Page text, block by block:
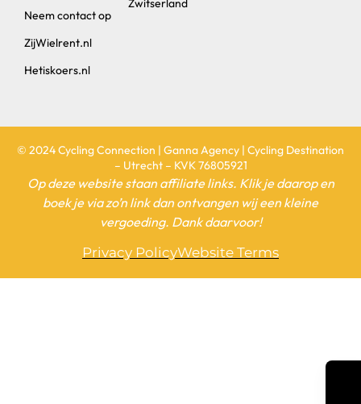
Neem contact op
ZijWielrent.nl
Hetiskoers.nl
Zwitserland
© 2024 Cycling Connection | Ganna Agency | Cycling Destination
– Utrecht – KVK 76805921
Op deze website staan affiliate links. Klik je daarop en
boek je via zo’n link dan ontvangen wij een kleine
vergoeding. Dank daarvoor!
Privacy PolicyWebsite Terms